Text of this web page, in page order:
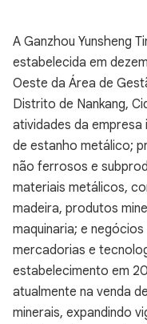
A Ganzhou Yunsheng
estabelecida em
Oeste da Área de
Distrito de Nankang,
atividades da
de estanho metálico;
não ferrosos e
materiais metálicos,
madeira, produtos
maquinaria; e
mercadorias e
estabelecimento em
atualmente na venda
minerais, expandindo